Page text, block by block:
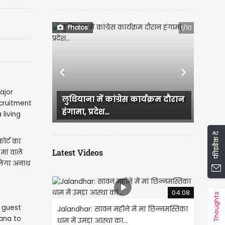
का
वाले
अनाथ
Photos 1/10
में कांग्रेस कार्यक्रम दौरान
प्रदेश...
Ludhiana में आज सुबह
Previous Next
Latest Videos
04:08
Jalandhar: सावन महीने में मां छिन्नमस्तिका
धाम में उमड़ा आस्था का...
फीडबैक दें
Thoughts